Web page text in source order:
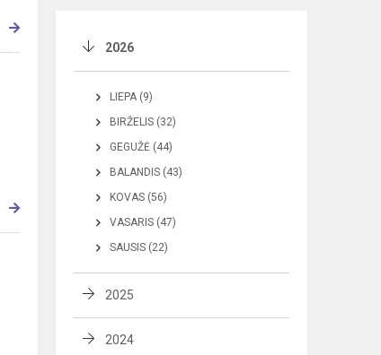
2026
LIEPA (9)
BIRŽELIS (32)
GEGUŽĖ (44)
BALANDIS (43)
KOVAS (56)
VASARIS (47)
SAUSIS (22)
2025
2024